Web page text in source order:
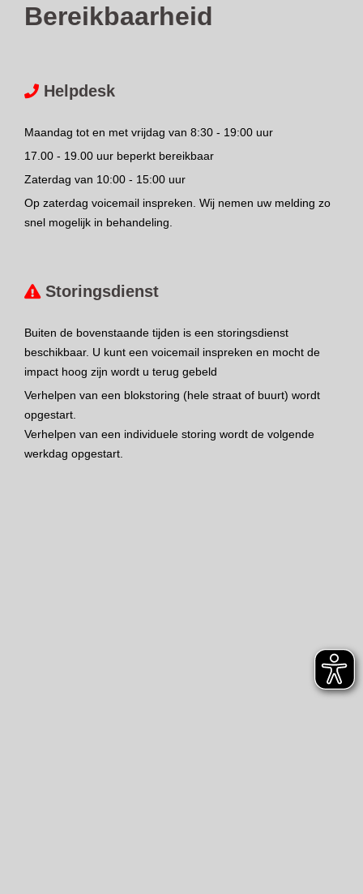
Bereikbaarheid
Helpdesk
Maandag tot en met vrijdag van 8:30 - 19:00 uur
17.00 - 19.00 uur beperkt bereikbaar
Zaterdag van 10:00 - 15:00 uur
Op zaterdag voicemail inspreken. Wij nemen uw melding zo
snel mogelijk in behandeling.
Storingsdienst
Buiten de bovenstaande tijden is een storingsdienst
beschikbaar. U kunt een voicemail inspreken en mocht de
impact hoog zijn wordt u terug gebeld
Verhelpen van een blokstoring (hele straat of buurt) wordt
opgestart.
Verhelpen van een individuele storing wordt de volgende
werkdag opgestart.